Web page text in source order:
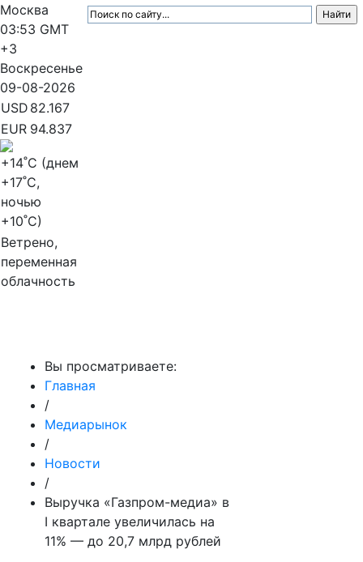
Москва
03:53 GMT
+3
Воскресенье
09-08-2026
USD 82.167
EUR 94.837
+14˚C (днем
+17˚C,
ночью
+10˚C)
Ветрено,
переменная
облачность
Вы просматриваете:
Главная
/
Медиарынок
/
Новости
/
Выручка «Газпром-медиа» в
I квартале увеличилась на
11% — до 20,7 млрд рублей